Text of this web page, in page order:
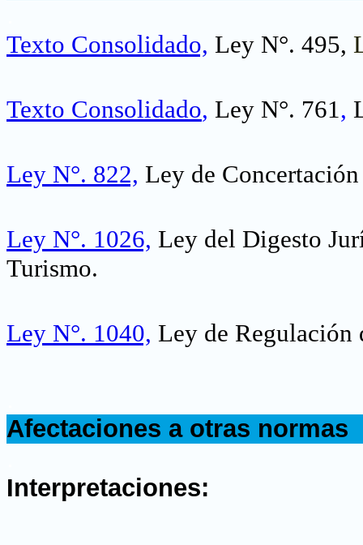
Texto Consolidado, Ley N°. 495,
Texto Consolidado, Ley N°. 761,
Ley N°. 822, Ley de
Ley N°. 1026, Ley del Digesto
Turismo.
Ley N°. 1040, Ley de Regulación
Afectaciones a otras normas
Interpretaciones: